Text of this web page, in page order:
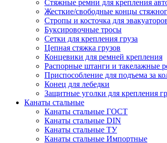
Стяжные ремни для крепления
Жесткие/свободные концы
Стропы и косточка для
Буксировочные тросы
Сетки для крепления груза
Цепная стяжка грузов
Концевики для ремней крепления
Распорные штанги и такелажные
Приспособление для подъема за
Конец для лебедки
Защитные уголки для крепления
Канаты стальные
Канаты стальные ГОСТ
Канаты стальные DIN
Канаты стальные ТУ
Канаты стальные Импортные